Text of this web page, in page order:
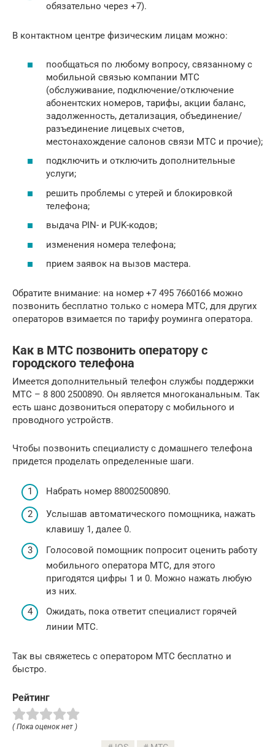
обязательно через +7).
В контактном центре физическим лицам можно:
пообщаться по любому вопросу, связанному с
мобильной связью компании МТС
(обслуживание, подключение/отключение
абонентских номеров, тарифы, акции баланс,
задолженность, детализация, объединение/
разъединение лицевых счетов,
местонахождение салонов связи МТС и прочие);
подключить и отключить дополнительные
услуги;
решить проблемы с утерей и блокировкой
телефона;
выдача PIN- и PUK-кодов;
изменения номера телефона;
прием заявок на вызов мастера.
Обратите внимание: на номер +7 495 7660166 можно
позвонить бесплатно только с номера МТС, для других
операторов взимается по тарифу роуминга оператора.
Как в МТС позвонить оператору с
городского телефона
Имеется дополнительный телефон службы поддержки
МТС – 8 800 2500890. Он является многоканальным. Так
есть шанс дозвониться оператору с мобильного и
проводного устройств.
Чтобы позвонить специалисту с домашнего телефона
придется проделать определенные шаги.
Набрать номер 88002500890.
Услышав автоматического помощника, нажать
клавишу 1, далее 0.
Голосовой помощник попросит оценить работу
мобильного оператора МТС, для этого
пригодятся цифры 1 и 0. Можно нажать любую
из них.
Ожидать, пока ответит специалист горячей
линии МТС.
Так вы свяжетесь с оператором МТС бесплатно и
быстро.
Рейтинг
( Пока оценок нет )